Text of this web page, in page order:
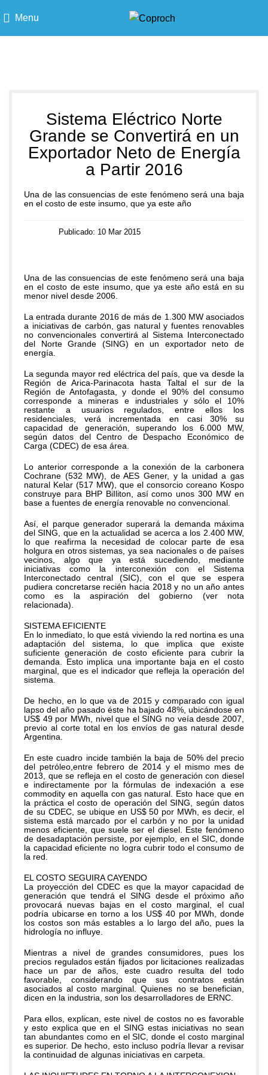
Menu
Sistema Eléctrico Norte
Grande se Convertirá en un
Exportador Neto de Energía
a Partir 2016
Una de las consuencias de este fenómeno será una baja
en el costo de este insumo, que ya este año
Publicado: 10 Mar 2015
Una de las consuencias de este fenómeno será una baja
en el costo de este insumo, que ya este año está en su
menor nivel desde 2006.
La entrada durante 2016 de más de 1.300 MW asociados
a iniciativas de carbón, gas natural y fuentes renovables
no convencionales convertirá al Sistema Interconectado
del Norte Grande (SING) en un exportador neto de
energía.
La segunda mayor red eléctrica del país, que va desde la
Región de Arica-Parinacota hasta Taltal el sur de la
Región de Antofagasta, y donde el 90% del consumo
corresponde a mineras e industriales y sólo el 10%
restante a usuarios regulados, entre ellos los
residenciales, verá incrementada en casi 30% su
capacidad de generación, superando los 6.000 MW,
según datos del Centro de Despacho Económico de
Carga (CDEC) de esa área.
Lo anterior corresponde a la conexión de la carbonera
Cochrane (532 MW), de AES Gener, y la unidad a gas
natural Kelar (517 MW), que el consorcio coreano Kospo
construye para BHP BiIliton, así como unos 300 MW en
base a fuentes de energía renovable no convencional.
Así, el parque generador superará la demanda máxima
del SING, que en la actualidad se acerca a los 2.400 MW,
lo que reafirma la necesidad de colocar parte de esa
holgura en otros sistemas, ya sea nacionales o de países
vecinos, algo que ya está sucediendo, mediante
iniciativas como la interconexión con el Sistema
Interconectado central (SIC), con el que se espera
pudiera concretarse recién hacia 2018 y no un año antes
como es la aspiración del gobierno (ver nota
relacionada).
SISTEMA EFICIENTE
En lo inmediato, lo que está viviendo la red nortina es una
adaptación del sistema, lo que implica que existe
suficiente generación de costo eficiente para cubrir la
demanda. Esto implica una importante baja en el costo
marginal, que es el indicador que refleja la operación del
sistema.
De hecho, en lo que va de 2015 y comparado con igual
lapso del año pasado éste ha bajado 48%, ubicándose en
US$ 49 por MWh, nivel que el SING no veía desde 2007,
previo al corte total en los envíos de gas natural desde
Argentina.
En este cuadro incide también la baja de 50% del precio
del petróleo,entre febrero de 2014 y el mismo mes de
2013, que se refleja en el costo de generación con diesel
e indirectamente por la fórmulas de indexación a ese
commodity en aquella con gas natural. Esto hace que en
la práctica el costo de operación del SING, según datos
de su CDEC, se ubique en US$ 50 por MWh, es decir, el
sistema está marcado por el carbón y no por la unidad
menos eficiente, que suele ser el diesel. Este fenómeno
de desadaptación persiste, por ejemplo, en el SIC, donde
la capacidad eficiente no logra cubrir todo el consumo de
la red.
EL COSTO SEGUIRA CAYENDO
La proyección del CDEC es que la mayor capacidad de
generación que tendrá el SING desde el próximo año
provocará nuevas bajas en el costo marginal, el cual
podría ubicarse en torno a los US$ 40 por MWh, donde
los costos son más estables a lo largo del año, pues la
hidrología no influye.
Mientras a nivel de grandes consumidores, pues los
precios regulados están fijados por licitaciones realizadas
hace un par de años, este cuadro resulta del todo
favorable, considerando que sus contratos están
asociados al costo marginal. Quienes no se benefician,
dicen en la industria, son los desarrolladores de ERNC.
Para ellos, explican, este nivel de costos no es favorable
y esto explica que en el SING estas iniciativas no sean
tan abundantes como en el SIC, donde el costo marginal
es superior. De hecho, esto incluso podría llevar a revisar
la continuidad de algunas iniciativas en carpeta.